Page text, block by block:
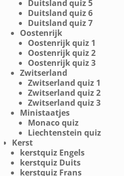
Duitsland quiz 5
Duitsland quiz 6
Duitsland quiz 7
Oostenrijk
Oostenrijk quiz 1
Oostenrijk quiz 2
Oostenrijk quiz 3
Zwitserland
Zwitserland quiz 1
Zwitserland quiz 2
Zwitserland quiz 3
Ministaatjes
Monaco quiz
Liechtenstein quiz
Kerst
kerstquiz Engels
kerstquiz Duits
kerstquiz Frans